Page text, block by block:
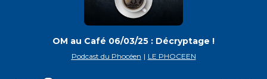
OM au Café 06/03/25 : Décryptage !
Podcast du Phocéen | LE PHOCEEN